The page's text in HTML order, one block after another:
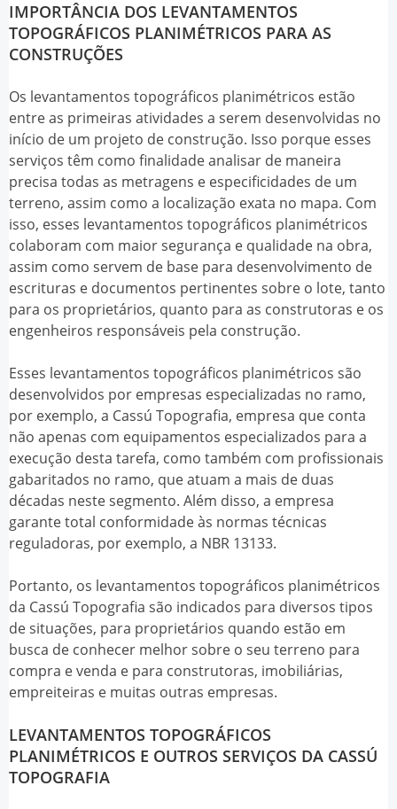
IMPORTÂNCIA DOS LEVANTAMENTOS
TOPOGRÁFICOS PLANIMÉTRICOS PARA AS
CONSTRUÇÕES
Os levantamentos topográficos planimétricos estão
entre as primeiras atividades a serem desenvolvidas no
início de um projeto de construção. Isso porque esses
serviços têm como finalidade analisar de maneira
precisa todas as metragens e especificidades de um
terreno, assim como a localização exata no mapa. Com
isso, esses levantamentos topográficos planimétricos
colaboram com maior segurança e qualidade na obra,
assim como servem de base para desenvolvimento de
escrituras e documentos pertinentes sobre o lote, tanto
para os proprietários, quanto para as construtoras e os
engenheiros responsáveis pela construção.
Esses levantamentos topográficos planimétricos são
desenvolvidos por empresas especializadas no ramo,
por exemplo, a Cassú Topografia, empresa que conta
não apenas com equipamentos especializados para a
execução desta tarefa, como também com profissionais
gabaritados no ramo, que atuam a mais de duas
décadas neste segmento. Além disso, a empresa
garante total conformidade às normas técnicas
reguladoras, por exemplo, a NBR 13133.
Portanto, os levantamentos topográficos planimétricos
da Cassú Topografia são indicados para diversos tipos
de situações, para proprietários quando estão em
busca de conhecer melhor sobre o seu terreno para
compra e venda e para construtoras, imobiliárias,
empreiteiras e muitas outras empresas.
LEVANTAMENTOS TOPOGRÁFICOS
PLANIMÉTRICOS E OUTROS SERVIÇOS DA CASSÚ
TOPOGRAFIA